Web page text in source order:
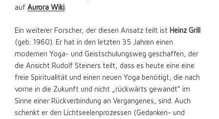
auf Aurora Wiki
Ein weiterer Forscher, der diesen Ansatz teilt ist Heinz Grill
(geb. 1960). Er hat in den letzten 35 Jahren einen
modernen Yoga- und Geistschulungsweg geschaffen, der
die Ansicht Rudolf Steiners teilt, dass es heute eine eine
freie Spiritualität und einen neuen Yoga benötigt, die nach
vorne in die Zukunft und nicht „rückwärts gewandt“ im
Sinne einer Rückverbindung an Vergangenes, sind. Auch
schenkt er den Lichtseelenprozessen (Gedanken- und